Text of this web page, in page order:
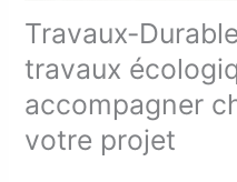
Travaux-
travaux
accompagner
votre projet